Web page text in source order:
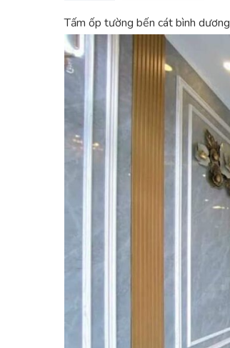
Tấm ốp tường bến cát bình dương